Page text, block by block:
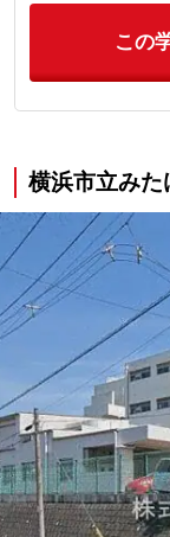
この
横浜市立みた